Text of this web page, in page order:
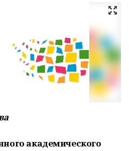
академического